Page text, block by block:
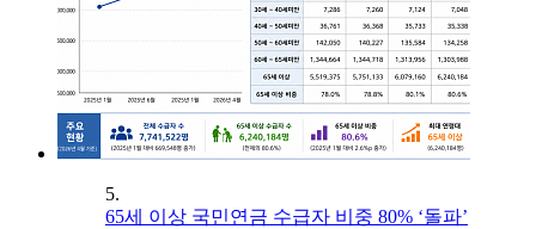
5.
65세 이상 국민연금 수급자 비중 80% ‘돌파’